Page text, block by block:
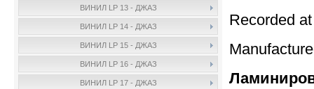
ВИНИЛ LP 13 - ДЖАЗ
ВИНИЛ LP 14 - ДЖАЗ
ВИНИЛ LP 15 - ДЖАЗ
ВИНИЛ LP 16 - ДЖАЗ
ВИНИЛ LP 17 - ДЖАЗ
Recorded